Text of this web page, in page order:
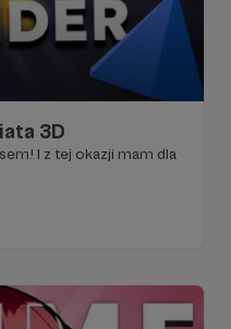
3D
I z tej okazji mam dla